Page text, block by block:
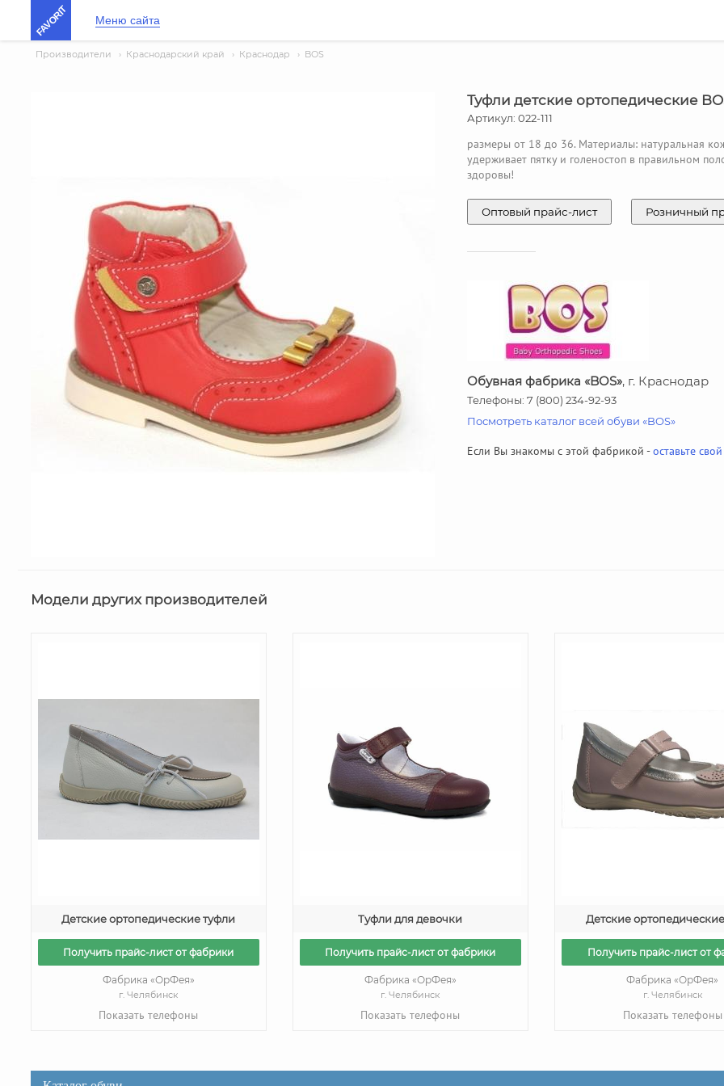
FAVORIT Меню сайта
Производители › Краснодарский край › Краснодар › BOS
Туфли детские ортопедические
Артикул: 022-111
размеры от 18 до 36. Материалы: натуральная
удерживает пятку и голеностоп в правильном
здоровы!
Оптовый прайс-лист Розничный
Обувная фабрика «BOS», г. Краснодар
Телефоны: 7 (800) 234-92-93
Посмотреть каталог всей обуви «BOS»
Если Вы знакомы с этой фабрикой -оставьте
Модели других производителей
Детские ортопедические туфли
Получить прайс-лист от фабрики
Фабрика «ОрФея»
г. Челябинск
Показать телефоны
Туфли для девочки
Получить прайс-лист от фабрики
Фабрика «ОрФея»
г. Челябинск
Показать телефоны
Детские
Получить прайс-лист от
Фабрика «ОрФея»
г. Челябинск
Показать телефоны